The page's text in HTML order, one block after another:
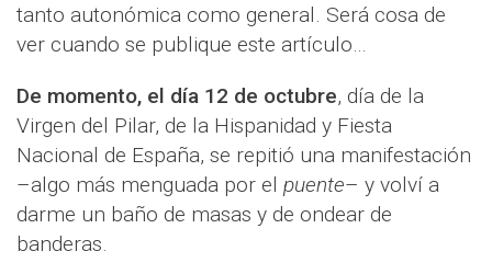
tanto autonómica como general. Será cosa de
ver cuando se publique este artículo…
De momento, el día 12 de octubre, día de la
Virgen del Pilar, de la Hispanidad y Fiesta
Nacional de España, se repitió una manifestación
–algo más menguada por el puente– y volví a
darme un baño de masas y de ondear de
banderas.